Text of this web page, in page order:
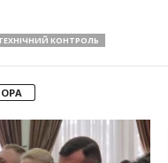
КОНТРОЛЬ